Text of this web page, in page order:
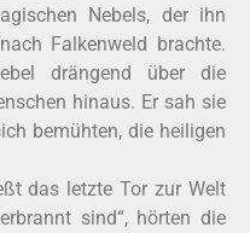
Nebels, der ihn
Falkenweld brachte.
drängend über die
hinaus. Er sah sie
bemühten, die heiligen
das letzte Tor zur Welt
sind“, hörten die